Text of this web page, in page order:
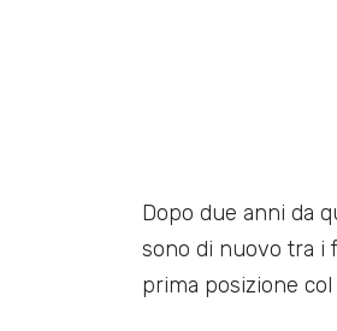
Dopo due anni da
sono di nuovo tra i
prima posizione